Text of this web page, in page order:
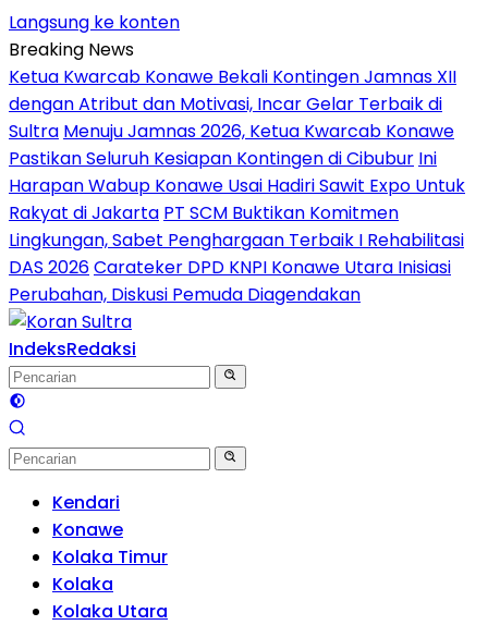
Langsung ke konten
Breaking News
Ketua Kwarcab Konawe Bekali Kontingen Jamnas XII
dengan Atribut dan Motivasi, Incar Gelar Terbaik di
Sultra Menuju Jamnas 2026, Ketua Kwarcab Konawe
Pastikan Seluruh Kesiapan Kontingen di Cibubur Ini
Harapan Wabup Konawe Usai Hadiri Sawit Expo Untuk
Rakyat di Jakarta PT SCM Buktikan Komitmen
Lingkungan, Sabet Penghargaan Terbaik I Rehabilitasi
DAS 2026Carateker DPD KNPI Konawe Utara Inisiasi
Perubahan, Diskusi Pemuda Diagendakan
IndeksRedaksi
Kendari
Konawe
Kolaka Timur
Kolaka
Kolaka Utara